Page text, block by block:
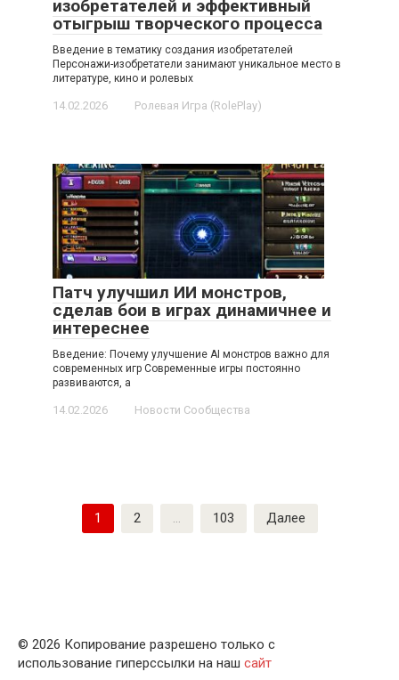
изобретателей и эффективный
отыгрыш творческого процесса
Введение в тематику создания изобретателей
Персонажи-изобретатели занимают уникальное место в
литературе, кино и ролевых
14.02.2026 Ролевая Игра (RolePlay)
Патч улучшил ИИ монстров,
сделав бои в играх динамичнее и
интереснее
Введение: Почему улучшение AI монстров важно для
современных игр Современные игры постоянно
развиваются, а
14.02.2026 Новости Сообщества
1 2 … 103 Далее
© 2026 Копирование разрешено только с
использование гиперссылки на наш сайт